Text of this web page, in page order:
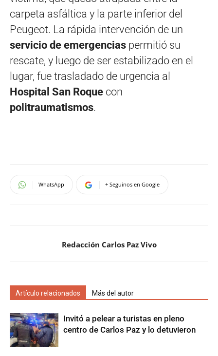
carpeta asfáltica y la parte inferior del
Peugeot. La rápida intervención de un
servicio de emergencias permitió su
rescate, y luego de ser estabilizado en el
lugar, fue trasladado de urgencia al
Hospital San Roque con
politraumatismos.
WhatsApp + Seguinos en Google
Redacción Carlos Paz Vivo
Artículo relacionados Más del autor
Invitó a pelear a turistas en pleno
centro de Carlos Paz y lo detuvieron